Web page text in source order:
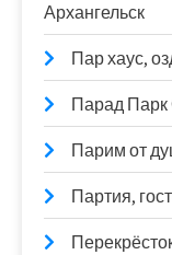
Архангельск
Пар хаус,
Парад Парк
Парим от
Партия,